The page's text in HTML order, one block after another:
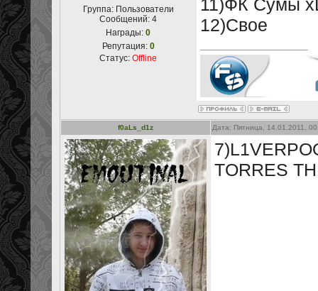
Группа: Пользователи
Сообщений: 4
Награды: 0
Репутация: 0
Статус: Offline
11)ФК Сумы
12)Свое
f0aLs_d1z Дата: Пятница, 14.01.2011,
TORRES